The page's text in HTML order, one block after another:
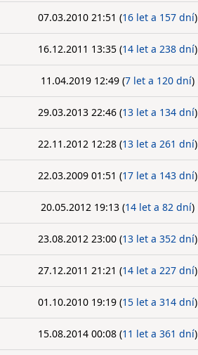
07.03.2010 21:51 (16 let a 157 dní)
16.12.2011 13:35 (14 let a 238 dní)
11.04.2019 12:49 (7 let a 120 dní)
29.03.2013 22:46 (13 let a 134 dní)
22.11.2012 12:28 (13 let a 261 dní)
22.03.2009 01:51 (17 let a 143 dní)
20.05.2012 19:13 (14 let a 82 dní)
23.08.2012 23:00 (13 let a 352 dní)
27.12.2011 21:21 (14 let a 227 dní)
01.10.2010 19:19 (15 let a 314 dní)
15.08.2014 00:08 (11 let a 361 dní)